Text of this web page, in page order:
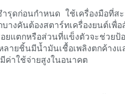
รุดก่อนกำหนด ใช้เครื่องมือที่ส
งคันต้องสตาร์ทเครื่องยนต์เ
แตกหรือส่วนที่แข็งตัวจะช่วย
ายชิ้นมีน้ำมันเชื้อเพลิงตกค้าง
ค่าใช้จ่ายสูงในอนาคต